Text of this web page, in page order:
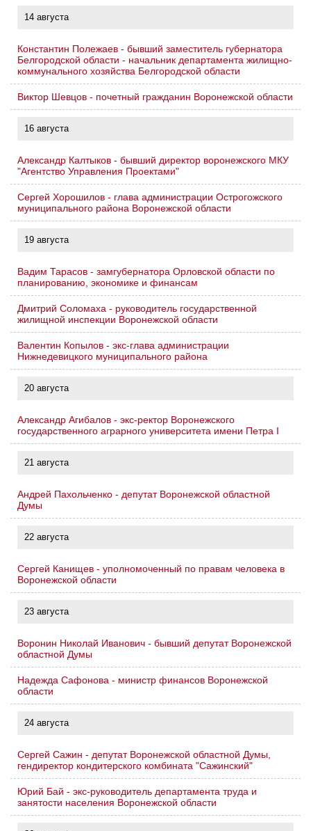
14 августа
Константин Полежаев - бывший заместитель губернатора
Белгородской области - начальник департамента жилищно-
коммунального хозяйства Белгородской области
Виктор Шевцов - почетный гражданин Воронежской области
16 августа
Александр Калтыков - бывший директор воронежского МКУ
"Агентство Управления Проектами"
Сергей Хорошилов - глава администрации Острогожского
муниципального района Воронежской области
19 августа
Вадим Тарасов - замгубернатора Орловской области по
планированию, экономике и финансам
Дмитрий Соломаха - руководитель государственной
жилищной инспекции Воронежской области
Валентин Копылов - экс-глава администрации
Нижнедевицкого муниципального района
20 августа
Александр Агибалов - экс-ректор Воронежского
государственного аграрного университета имени Петра I
21 августа
Андрей Пахольченко - депутат Воронежской областной
Думы
22 августа
Сергей Канищев - уполномоченный по правам человека в
Воронежской области
23 августа
Воронин Николай Иванович - бывший депутат Воронежской
областной Думы
Надежда Сафонова - министр финансов Воронежской
области
24 августа
Сергей Сажин - депутат Воронежской областной Думы,
гендиректор кондитерского комбината "Сажинский"
Юрий Бай - экс-руководитель департамента труда и
занятости населения Воронежской области